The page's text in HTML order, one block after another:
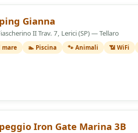
Gianna
II Trav. 7, Lerici (SP) — Tellaro
mare 🏊 Piscina 🐾 Animali 📶 WiFi
Iron Gate Marina 3B